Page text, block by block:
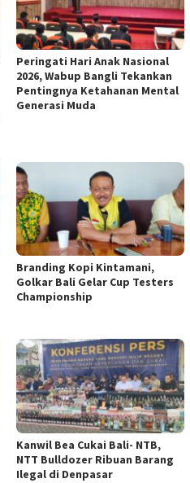
Peringati Hari Anak Nasional
2026, Wabup Bangli Tekankan
Pentingnya Ketahanan Mental
Generasi Muda
Branding Kopi Kintamani,
Golkar Bali Gelar Cup Testers
Championship
Kanwil Bea Cukai Bali- NTB,
NTT Bulldozer Ribuan Barang
Ilegal di Denpasar